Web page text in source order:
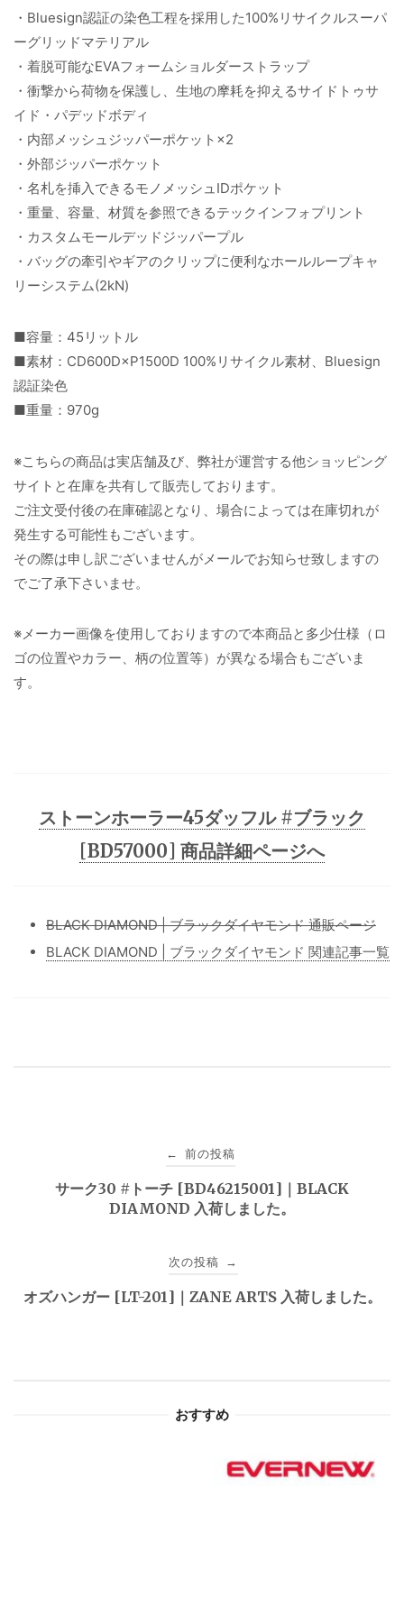
・Bluesign認証の染色工程を採用した100%リサイクルスーパ
ーグリッドマテリアル
・着脱可能なEVAフォームショルダーストラップ
・衝撃から荷物を保護し、生地の摩耗を抑えるサイドトゥサ
イド・パデッドボディ
・内部メッシュジッパーポケット×2
・外部ジッパーポケット
・名札を挿入できるモノメッシュIDポケット
・重量、容量、材質を参照できるテックインフォプリント
・カスタムモールデッドジッパープル
・バッグの牽引やギアのクリップに便利なホールループキャ
リーシステム(2kN)
■容量：45リットル
■素材：CD600D×P1500D 100%リサイクル素材、Bluesign
認証染色
■重量：970g
※こちらの商品は実店舗及び、弊社が運営する他ショッピング
サイトと在庫を共有して販売しております。
ご注文受付後の在庫確認となり、場合によっては在庫切れが
発生する可能性もございます。
その際は申し訳ございませんがメールでお知らせ致しますの
でご了承下さいませ。
※メーカー画像を使用しておりますので本商品と多少仕様（ロ
ゴの位置やカラー、柄の位置等）が異なる場合もございま
す。
ストーンホーラー45ダッフル #ブラック
[BD57000] 商品詳細ページへ
BLACK DIAMOND | ブラックダイヤモンド 通販ページ
BLACK DIAMOND | ブラックダイヤモンド 関連記事一覧
ゲ
← 前の投稿
サーク30 #トーチ [BD46215001]｜BLACK
DIAMOND 入荷しました。
次の投稿 →
オズハンガー [LT-201]｜ZANE ARTS 入荷しました。
おすすめ